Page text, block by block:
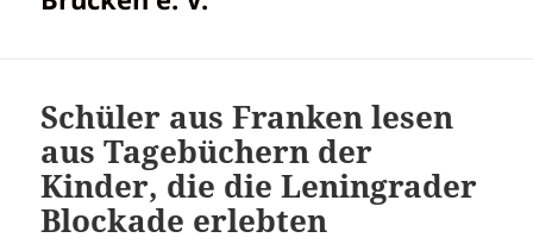
Schüler aus Franken lesen
aus Tagebüchern der
Kinder, die die Leningrader
Blockade erlebten